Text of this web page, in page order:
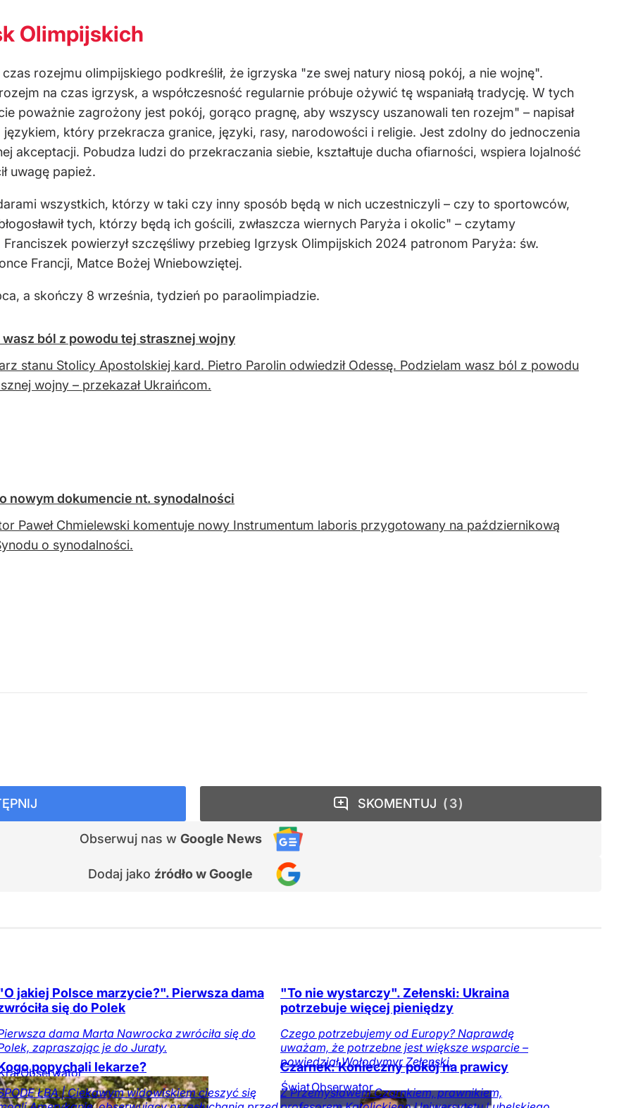
Olimpijskich
rozejmu olimpijskiego podkreślił, że igrzyska "ze swej natury niosą pokój, a nie wojnę".
na czas igrzysk, a współczesność regularnie próbuje ożywić tę wspaniałą tradycję. W tych
poważnie zagrożony jest pokój, gorąco pragnę, aby wszyscy uszanowali ten rozejm" – napisał
który przekracza granice, języki, rasy, narodowości i religie. Jest zdolny do jednoczenia
akceptacji. Pobudza ludzi do przekraczania siebie, kształtuje ducha ofiarności, wspiera lojalność
uwagę papież.
wszystkich, którzy w taki czy inny sposób będą w nich uczestniczyli – czy to sportowców,
tych, którzy będą ich gościli, zwłaszcza wiernych Paryża i okolic" – czytamy
Franciszek powierzył szczęśliwy przebieg Igrzysk Olimpijskich 2024 patronom Paryża: św.
Francji, Matce Bożej Wniebowziętej.
a skończy 8 września, tydzień po paraolimpiadzie.
ból z powodu tej strasznej wojny
stanu Stolicy Apostolskiej kard. Pietro Parolin odwiedził Odessę. Podzielam wasz ból z powodu
wojny – przekazał Ukraińcom.
nowym dokumencie nt. synodalności
Paweł Chmielewski komentuje nowy Instrumentum laboris przygotowany na październikową
o synodalności.
Obserwuj nas w Google News
Dodaj jako źródło w Google
SKOMENTUJ 3
jakiej Polsce marzycie?". Pierwsza dama
się do Polek
dama Marta Nawrocka zwróciła się do
zapraszając je do Juraty.
Obserwator
"To nie wystarczy". Zełenski: Ukraina
potrzebuje więcej pieniędzy
Czego potrzebujemy od Europy? Naprawdę
uważam, że potrzebne jest większe wsparcie –
powiedział Wołodymyr Zełenski.
ŚwiatObserwator
mediów
popychali lekarze?
ŁBA | Ciekawym widowiskiem cieszyć się
Czarnek: Konieczny pokój na prawicy
Z Przemysławem Czarnkiem, prawnikiem,